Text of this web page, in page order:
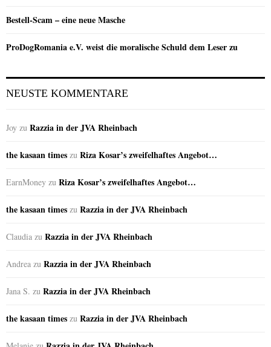
Bestell-Scam – eine neue Masche
ProDogRomania e.V. weist die moralische Schuld dem Leser zu
NEUSTE KOMMENTARE
Joy zu Razzia in der JVA Rheinbach
the kasaan times zu Riza Kosar’s zweifelhaftes Angebot…
EarnMoney zu Riza Kosar’s zweifelhaftes Angebot…
the kasaan times zu Razzia in der JVA Rheinbach
Claudia zu Razzia in der JVA Rheinbach
Andrea zu Razzia in der JVA Rheinbach
Jana S. zu Razzia in der JVA Rheinbach
the kasaan times zu Razzia in der JVA Rheinbach